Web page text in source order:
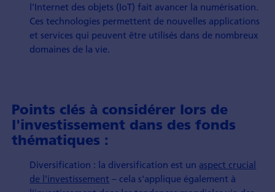
l'Internet des objets (IoT) fait avancer la numérisation.
Ces technologies permettent de nouvelles applications
et services qui peuvent être utilisés dans de nombreux
domaines de la vie.
Points clés à considérer lors de
l'investissement dans des fonds
thématiques :
Diversification : la diversification est un aspect crucial
de l'investissement – cela s'applique également à